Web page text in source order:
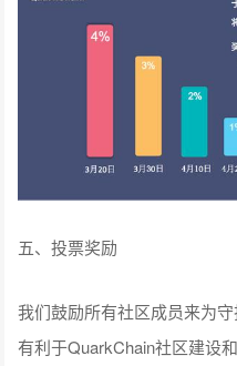
五、投票奖励
我们鼓励所有社区成员来为
有利于QuarkChain社区建设